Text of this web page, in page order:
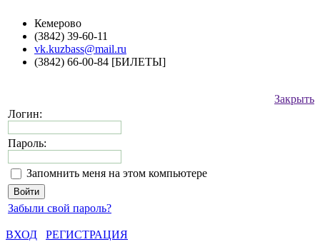
Кемерово
(3842) 39-60-11
vk.kuzbass@mail.ru
(3842) 66-00-84 [БИЛЕТЫ]
Закрыть
Логин:
Пароль:
Запомнить меня на этом компьютере
Забыли свой пароль?
ВХОД
РЕГИСТРАЦИЯ